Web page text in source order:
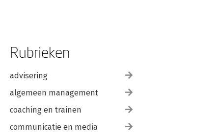
Rubrieken
advisering
algemeen management
coaching en trainen
communicatie en media